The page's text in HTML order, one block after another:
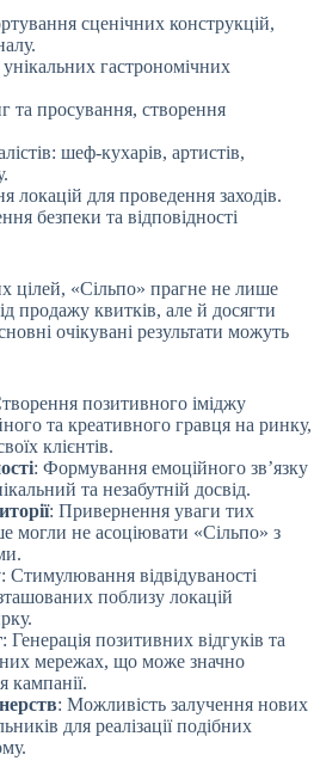
сценічних конструкцій,
гастрономічних
та просування, створення
шеф-кухарів, артистів,
локацій для проведення заходів.
безпеки та відповідності
цілей, «Сільпо» прагне не лише
продажу квитків, але й досягти
очікувані результати можуть
позитивного іміджу
та креативного гравця на ринку,
клієнтів.
: Формування емоційного зв’язку
та незабутній досвід.
: Привернення уваги тих
могли не асоціювати «Сільпо» з
: Стимулювання відвідуваності
поблизу локацій
: Генерація позитивних відгуків та
мережах, що може значно
кампанії.
: Можливість залучення нових
для реалізації подібних